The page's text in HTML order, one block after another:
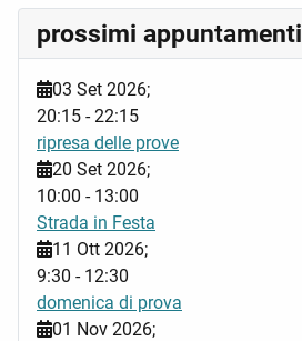
prossimi appuntamenti
03 Set 2026;
20:15 -22:15
ripresa delle prove
20 Set 2026;
10:00 - 13:00
Strada in Festa
11 Ott 2026;
9:30 - 12:30
domenica di prova
01 Nov 2026;